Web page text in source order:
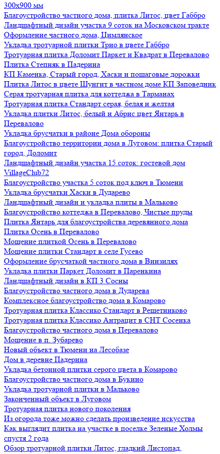
300х900 мм
Благоустройство частного дома, плитка Литос, цвет Габбро
Ландшафтный дизайн участка 9 соток на Московском тракте
Оформление частного дома, Цимлянское
Укладка тротуарной плитки Трио в цвете Габбро
Тротуарная плитка Доломит Паркет и Квадрат в Перевалово
Плитка Степняк в Падерина
КП Каменка, Старый город, Хаски и пошаговые дорожки
Плитка Литос в цвете Шунгит в частном доме КП Заповедник
Серая тротуарная плитка для коттеджа в Тарманах
Тротуарная плитка Стандарт серая, белая и желтая
Укладка плитки Литос, белый и Абрис цвет Янтарь в
Перевалово
Укладка брусчатки в районе Дома обороны
Благоустройство территории дома в Луговом: плитка Старый
город, Доломит
Ландшафтный дизайн участка 15 соток: гостевой дом
VillageClub72
Благоустройство участка 5 соток под ключ в Тюмени
Укладка брусчатки Хаски в Дударево
Ландшафтный дизайн и укладка плиты в Мальково
Благоустройство коттеджа в Перевалово, Чистые пруды
Плитка Янтарь для благоустройства деревянного дома
Плитка Осень в Перевалово
Мощение плиткой Осень в Перевалово
Мощение плитки Стандарт в селе Гусево
Оформление брусчаткой частного дома в Винзилях
Укладка плитки Паркет Доломит в Паренкина
Ландшафтный дизайн в КП 3 Сосны
Благоустройство частного дома в Дударева
Комплексное благоустройство дома в Комарово
Тротуарная плитка Классико Стандарт в Решетниково
Тротуарная плитка Классико Антрацит в СНТ Сосенка
Благоустройство частного дома в Перевалово
Мощение в п. Зубарево
Новый объект в Тюмени на Лесобазе
Дом в деревне Падерина
Укладка бетонной плитки серого цвета в Комарово
Благоустройство частного дома в Букино
Укладка тротуарной плитки в Мальково
Законченный объект в Луговом
Тротуарная плитка нового поколения
Из огорода тоже можно сделать произведение искусства
Как выглядит плитка на участке в поселке Зеленые Холмы
спустя 2 года
Обзор тротуарной плитки Литос, гладкий Листопад,